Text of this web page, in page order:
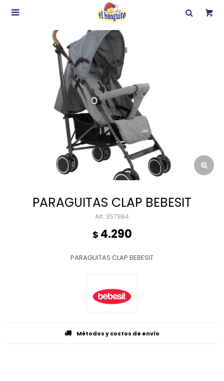

PARAGUITAS CLAP BEBESIT
357984
$ 4.290
PARAGUITAS CLAP BEBESIT
Métodos y costos de envío